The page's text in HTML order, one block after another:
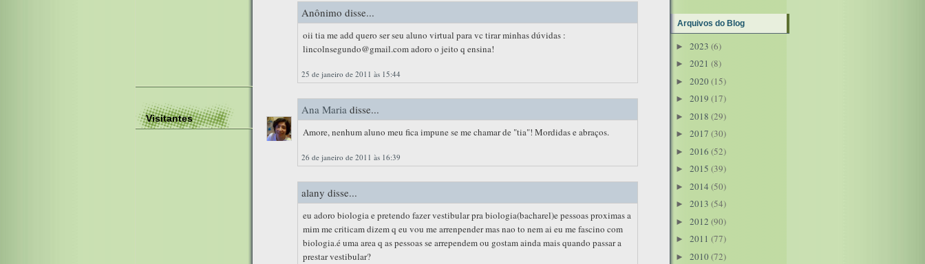
Visitantes
Anônimo disse...
oii tia me add quero ser seu aluno virtual para vc tirar minhas dúvidas :
lincolnsegundo@gmail.com adoro o jeito q ensina!
25 de janeiro de 2011 às 15:44
Ana Maria disse...
Amore, nenhum aluno meu fica impune se me chamar de "tia"! Mordidas e abraços.
26 de janeiro de 2011 às 16:39
alany disse...
eu adoro biologia e pretendo fazer vestibular pra biologia(bacharel)e pessoas proximas a
mim me criticam dizem q eu vou me arrenpender mas nao to nem ai eu me fascino com
biologia.é uma area q as pessoas se arrependem ou gostam ainda mais quando passar a
prestar vestibular?
Arquivos do Blog
► 2023 (6)
► 2021 (8)
► 2020 (15)
► 2019 (17)
► 2018 (29)
► 2017 (30)
► 2016 (52)
► 2015 (39)
► 2014 (50)
► 2013 (54)
► 2012 (90)
► 2011 (77)
► 2010 (72)